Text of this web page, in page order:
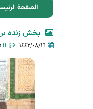
الصفحة
پخش زنده
١٤٤٢/٠٨/١٦ 0 comments